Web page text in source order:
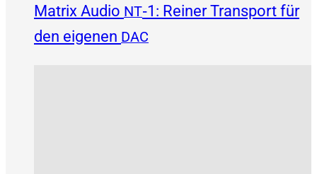
Matrix Audio NT‑1: Reiner Transport für
den eigenen DAC